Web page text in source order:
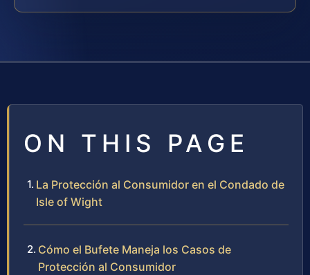
ON THIS PAGE
La Protección al Consumidor en el Condado de
Isle of Wight
Cómo el Bufete Maneja los Casos de
Protección al Consumidor